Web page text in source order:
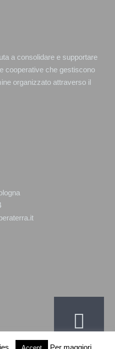
a consolidare e supportare
cooperative che gestiscono
organizzato attraverso il